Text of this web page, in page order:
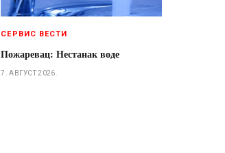
СЕРВИС ВЕСТИ
Пожаревац: Нестанак воде
7. АВГУСТ 2026.